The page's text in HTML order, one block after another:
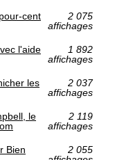
cent
2 075
affichages
l'aide
1 892
affichages
les
2 037
affichages
le
2 119
affichages
Bien
2 055